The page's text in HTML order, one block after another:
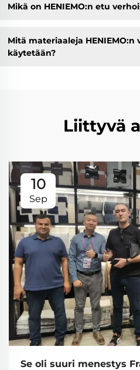
Mikä on HENIEMO:n etu
Mitä materiaaleja HENIEMO:n
käytetään?
Liittyvä
10
Sep
Se oli suuri menestys